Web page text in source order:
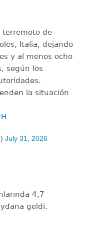
terremoto de
Italia, dejando
y al menos ocho
según los
la situación
July 31, 2026
4,7
geldi.